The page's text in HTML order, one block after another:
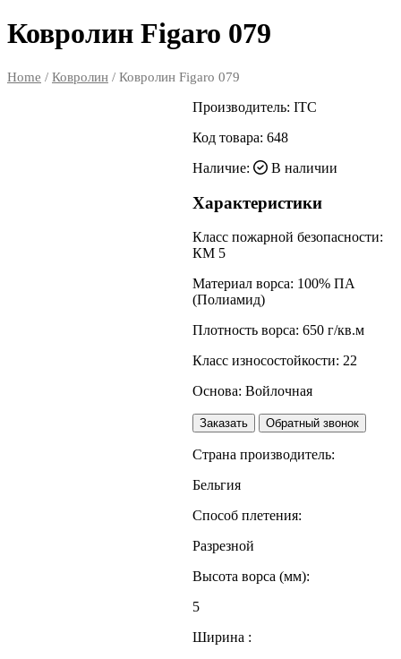
Ковролин Figaro 079
Home / Ковролин / Ковролин Figaro 079
Производитель:ITC
Код товара:648
Наличие:
В наличии
Характеристики
Класс пожарной безопасности:
КМ 5
Материал ворса: 100% ПА
(Полиамид)
Плотность ворса: 650 г/кв.м
Класс износостойкости: 22
Основа: Войлочная
Заказать Обратный звонок
Страна производитель:
Бельгия
Способ плетения:
Разрезной
Высота ворса (мм):
5
Ширина :